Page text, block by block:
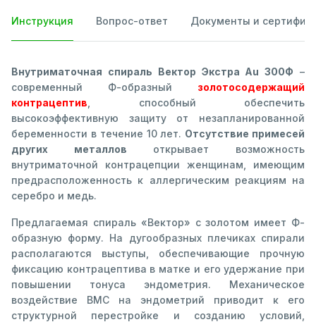
Инструкция Вопрос-ответ Документы и
Внутриматочная спираль Вектор Экстра Au 300Ф –
современный Ф-образный золотосодержащий
контрацептив , способный обеспечить
высокоэффективную защиту от незапланированной
беременности в течение 10 лет. Отсутствие примесей
других металлов открывает возможность
внутриматочной контрацепции женщинам, имеющим
предрасположенность к аллергическим реакциям на
серебро и медь.
Предлагаемая спираль «Вектор» с золотом имеет Ф-
образную форму. На дугообразных плечиках спирали
располагаются выступы, обеспечивающие прочную
фиксацию контрацептива в матке и его удержание при
повышении тонуса эндометрия. Механическое
воздействие ВМС на эндометрий приводит к его
структурной перестройке и созданию условий,